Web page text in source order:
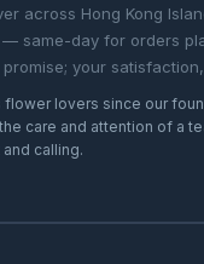
across Hong Kong
— same-day for orders
your
flower lovers since our
care and attention of a
calling.